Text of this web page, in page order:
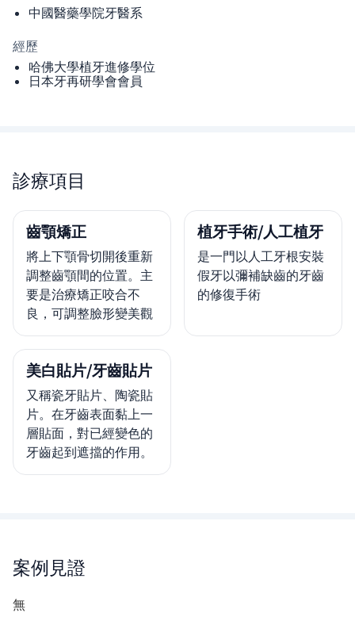
中國醫藥學院牙醫系
經歷
哈佛大學植牙進修學位
日本牙再研學會會員
診療項目
齒顎矯正
將上下顎骨切開後重新
調整齒顎間的位置。主
要是治療矯正咬合不
良，可調整臉形變美觀
植牙手術/人工植牙
是一門以人工牙根安裝
假牙以彌補缺齒的牙齒
的修復手術
美白貼片/牙齒貼片
又稱瓷牙貼片、陶瓷貼
片。在牙齒表面黏上一
層貼面，對已經變色的
牙齒起到遮擋的作用。
案例見證
無